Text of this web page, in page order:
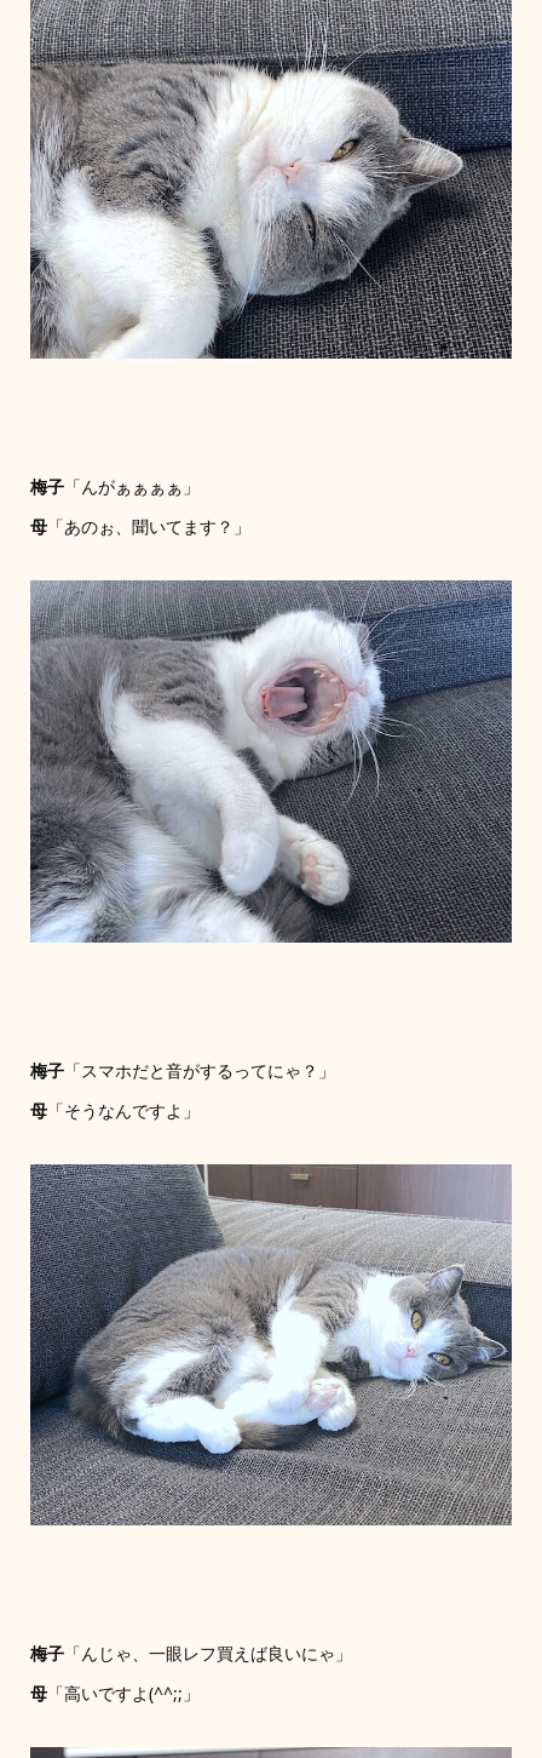
梅子「んがぁぁぁぁ」
母「あのぉ、聞いてます？」
梅子「スマホだと音がするってにゃ？」
母「そうなんですよ」
梅子「んじゃ、一眼レフ買えば良いにゃ」
母「高いですよ(^^;;」